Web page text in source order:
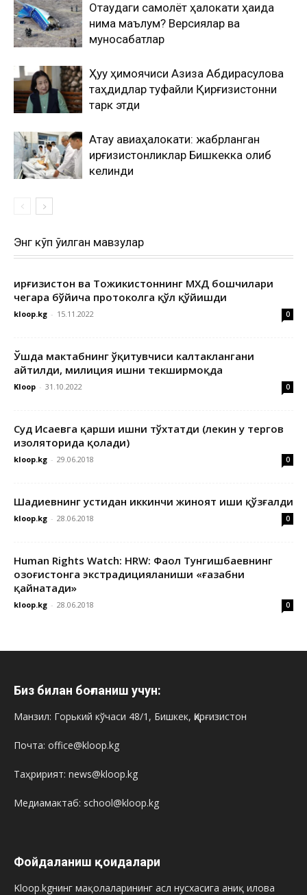
Оқтаудаги самолёт ҳалокати ҳақида
нима маълум? Версиялар ва
муносабатлар
Ҳуқуқ ҳимоячиси Азиза Абдирасулова
таҳдидлар туфайли Қирғизистонни
тарк этди
Ақтау авиаҳалокати: жабрланган
қирғизистонликлар Бишкекка олиб
келинди
Энг кўп ўқилган мавзулар
Қирғизистон ва Тожикистоннинг МХДҚ бошчилари
чегара бўйича протоколга қўл қўйишди
kloop.kg - 15.11.2022 0
Ўшда мактабнинг ўқитувчиси калтаклангани
айтилди, милиция ишни текширмоқда
Kloop - 31.10.2022 0
Суд Исаевга қарши ишни тўхтатди (лекин у тергов
изоляторида қолади)
kloop.kg - 29.06.2018 0
Шадиевнинг устидан иккинчи жиноят иши қўзғалди
kloop.kg - 28.06.2018 0
Human Rights Watch: HRW: Фаол Тунгишбаевнинг
Қозоғистонга экстрадицияланиши «ғазабни
қайнатади»
kloop.kg - 28.06.2018 0
Биз билан боғланиш учун:
Манзил: Горький кўчаси 48/1, Бишкек, Қирғизистон
Почта: office@kloop.kg
Таҳририят: news@kloop.kg
Медиамактаб: school@kloop.kg
Фойдаланиш қоидалари
Kloop.kgнинг мақолаларининг асл нусхасига аниқ илова